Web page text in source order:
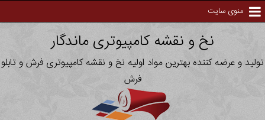
منوی سایت
نخ و نقشه کامپیوتری ماندگار
تولید و عرضه کننده بهترین مواد اولیه نخ و نقشه کامپیوتری فرش و تابلو
فرش